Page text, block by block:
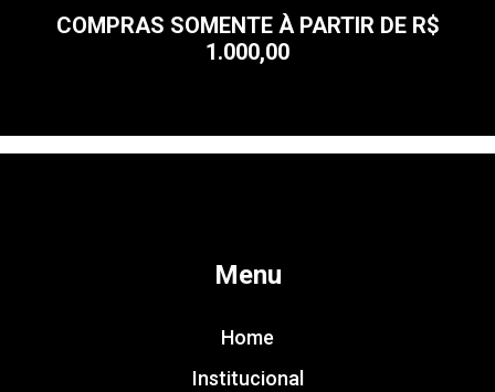
COMPRAS SOMENTE À PARTIR DE R$
1.000,00
Menu
Home
Institucional